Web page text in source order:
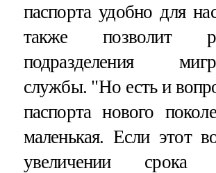
паспорта удобно для
также позволит
подразделения
службы. "Но есть и
паспорта нового
маленькая. Если этот
увеличении срока